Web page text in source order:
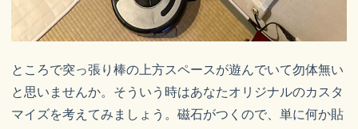
ところで突っ張り棒の上方スペースが遊んでいて勿体無い
と思いませんか。そういう時はあなたオリジナルのカスタ
マイズを考えてみましょう。磁石がつくので、単に何か貼